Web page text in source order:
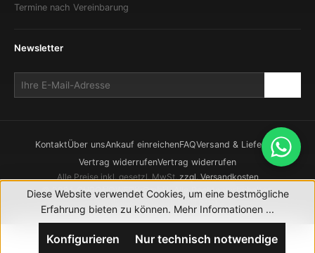
Termine nach Vereinbarung
Newsletter
KontaktÜber unsAnkauf einreichenFAQVersand & Lieferung
Vertrag widerrufenVertrag widerrufen
Alle Preise inkl. gesetzl. MwSt.zzgl. Versandkosten
© 2026 CHRONOWERK GmbH. Alle Rechte vorbehalten.
Realisierung durch XICTRON
Diese Website verwendet Cookies, um eine bestmögliche
Erfahrung bieten zu können. Mehr Informationen ...
Nur technisch notwendige
Konfigurieren